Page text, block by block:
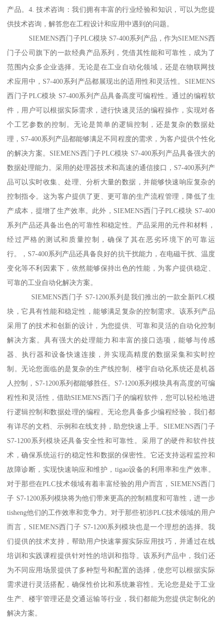
产品。4. 技术咨询：我们拥有丰富的行业经验和知识，可以为您提
供技术咨询，解答您在工程设计和应用中遇到的问题。
SIEMENS西门子PLC模块 S7-400系列产品，作为SIEMENS西
门子公司旗下的一款经典产品系列，凭借其性能和可靠性，成为了
范围内众多企业选择。无论是在工业自动化领域，还是在物联网技
术应用中，S7-400系列产品都展现出的适用性和灵活性。SIEMENS
西门子PLC模块 S7-400系列产品具备高度可编程性。通过的编程软
件，用户可以根据实际需求，进行快速灵活的编程操作，实现对各
个工艺参数的控制。无论是简单的逻辑控制，还是复杂的数据处
理，S7-400系列产品都能够满足不同程度的需求，为客户提供个性化
的解决方案。SIEMENS西门子PLC模块 S7-400系列产品具备强大的
数据处理能力。采用的处理器技术和高速的通信接口，S7-400系列产
品可以实时收集、处理、分析大量的数据，并能够快速响应复杂的
控制指令。这为客户提供了更、更可靠的生产流程管理，降低了生
产成本，提增了生产效率。此外，SIEMENS西门子PLC模块 S7-400
系列产品还具备出色的可靠性和稳定性。产品采用的元件和材料，
经过严格的测试和质量控制，确保了其在恶劣环境下的可靠运
行。，S7-400系列产品还具备良好的抗干扰能力，在电磁干扰、温度
变化等不利因素下，依然能够保持出色的性能，为客户提供稳定、
可靠的工业自动化解决方案。
SIEMENS西门子 S7-1200系列是我们推出的一款全新PLC模
块，它具有性能和稳定性，能够满足复杂的控制需求。该系列产品
采用了的技术和创新的设计，为您提供、可靠和灵活的自动化控制
解决方案。具有强大的处理能力和丰富的接口选项，能够与传感
器、执行器和设备快速连接，并实现高精度的数据采集和实时控
制。无论您面临的是复杂的生产线控制、楼宇自动化系统还是机器
人控制，S7-1200系列都能够胜任。S7-1200系列模块具有高度的可编
程性和灵活性，借助SIEMENS西门子的编程软件，您可以轻松地进
行逻辑控制和数据处理的编程。无论您具备多少编程经验，我们都
有详尽的文档、示例和在线支持，助您快速上手。SIEMENS西门子
S7-1200系列模块还具备安全性和可靠性。采用了的硬件和软件技
术，确保系统运行的稳定性和数据的保密性。它还支持远程监控和
故障诊断，实现快速响应和维护，tigao设备的利用率和生产效率。
对于那些在PLC技术领域有着丰富经验的用户而言，SIEMENS西门
子 S7-1200系列模块将为他们带来更高的控制精度和可靠性，进一步
tisheng他们的工作效率和竞争力。对于那些初涉PLC技术领域的用户
而言，SIEMENS西门子 S7-1200系列模块也是一个理想的选择。我
们提供的技术支持，帮助用户快速掌握实际应用技巧，并通过在线
培训和实践课程提供针对性的培训和指导。该系列产品中，我们还
为不同应用场景提供了多种型号和配置的选择，使您可以根据实际
需求进行灵活搭配，确保性价比和系统兼容性。无论您是处于工业
生产、楼宇管理还是交通运输等行业，我们都能为您提供定制化的
解决方案。